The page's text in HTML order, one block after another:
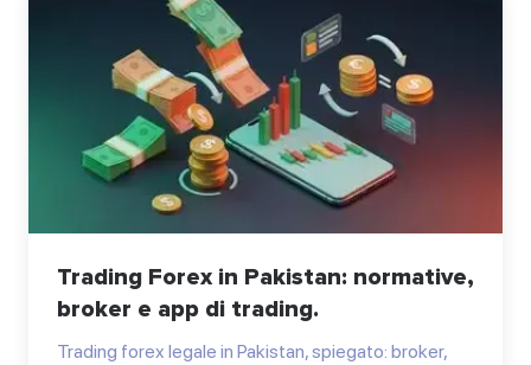
Trading Forex in Pakistan: normative,
broker e app di trading.
Trading forex legale in Pakistan, spiegato: broker,